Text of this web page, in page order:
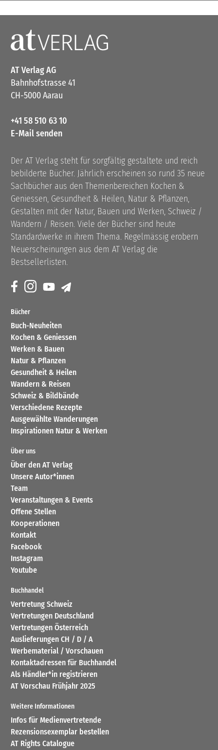
AT Verlag AG
Bahnhofstrasse 41
CH-5000 Aarau
+41 58 510 63 10
E-Mail senden
Der AT Verlag steht für sorgfältig gestaltete und reich
bebilderte Bücher. Jährlich erscheinen so rund 35 neue
Sachbücher aus den Themenbereichen Kochen &
Geniessen, Gesundheit & Heilen, Natur & Pflanzen,
Gestalten mit der Natur, Bauen und Werken, Schweiz /
Wandern / Reisen. Viele der Bücher sind heute
Standardwerke in ihrem Thema. Regelmässig erobern
Neuerscheinungen aus dem AT Verlag die
Bestsellerlisten.
Bücher
Buch-Neuheiten
Kochen & Geniessen
Werken & Bauen
Natur & Pflanzen
Gesundheit & Heilen
Wandern & Reisen
Schweiz & Bildbände
Verschiedene Rezepte
Ausgewählte Wanderungen
Inspirationen Natur & Werken
Über uns
Über den AT Verlag
Unsere Autor*innen
Team
Veranstaltungen & Events
Offene Stellen
Kooperationen
Kontakt
Facebook
Instagram
Youtube
Buchhandel
Vertretung Schweiz
Vertretungen Deutschland
Vertretungen Österreich
Auslieferungen CH / D / A
Werbematerial / Vorschauen
Kontaktadressen für Buchhandel
Als Händler*in registrieren
AT Vorschau Frühjahr 2025
Weitere Informationen
Infos für Medienvertretende
Rezensionsexemplar bestellen
AT Rights Catalogue